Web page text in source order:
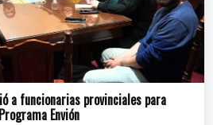
a funcionarias provinciales para
Envión